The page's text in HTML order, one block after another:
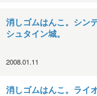
消しゴムはんこ。シン
シュタイン城。
2008.01.11
消しゴムはんこ。ライ